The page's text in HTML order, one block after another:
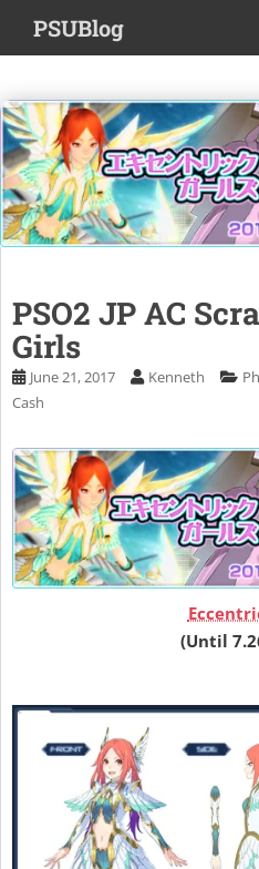
i
t
m
a
i
n
PSUBlog
PSO2 JP AC
Girls
June 21, 2017 Kenneth
Cash
(Until